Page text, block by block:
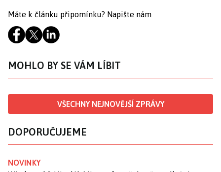
Máte k článku připomínku? Napište nám
MOHLO BY SE VÁM LÍBIT
VŠECHNY NEJNOVĚJŠÍ ZPRÁVY
DOPORUČUJEME
NOVINKY